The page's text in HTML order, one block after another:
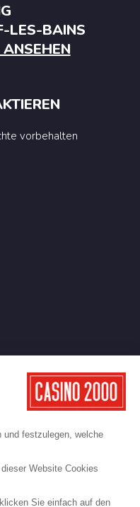
LES-BAINS
vorbehalten